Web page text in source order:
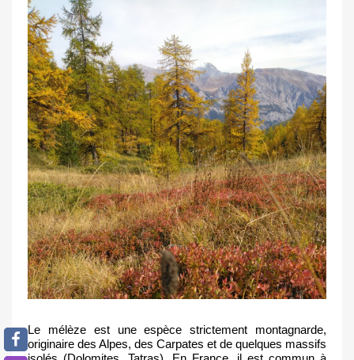
Le mélèze est une espèce strictement montagnarde,
originaire des Alpes, des Carpates et de quelques massifs